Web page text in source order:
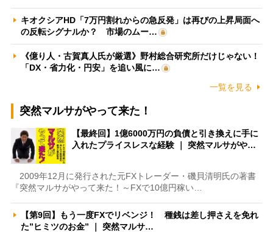
キオクシアHD「7万円割れからの急反発」は再びの上昇局面へ
の反転シグナルか？ 市場のムー…
《億り人・古賀真人氏が厳選》野村総合研究所だけじゃない！
「DX・省力化・円安」を追い風に…
一覧を見る
突然マルサがやって来た！
【最終回】1億6000万円の負債と引き換えに手に
入れたプライスレスな経験 ｜ 突然マルサがや…
2009年12月に発行された元FXトレーダー・磯貝清明氏の著書
『突然マルサがやって来た！～FXで10億円稼い…
【第9回】もう一度FXでリベンジ！ 種銭は差し押さえを免れ
た”ヒミツのお金” ｜ 突然マルサ…